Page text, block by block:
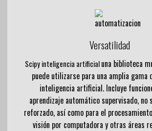
Versatilidad
Scipy inteligencia artificialuna biblioteca
puede utilizarse para una amplia gama
inteligencia artificial. Incluye
aprendizaje automático supervisado, no
reforzado, así como para el
visión por computadora y otras áreas